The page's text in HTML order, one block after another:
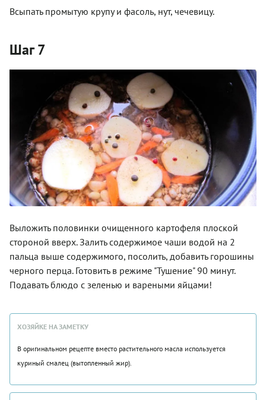
Всыпать промытую крупу и фасоль, нут, чечевицу.
Шаг 7
Выложить половинки очищенного картофеля плоской
стороной вверх. Залить содержимое чаши водой на 2
пальца выше содержимого, посолить, добавить горошины
черного перца. Готовить в режиме "Тушение" 90 минут.
Подавать блюдо с зеленью и вареными яйцами!
ХОЗЯЙКЕ НА ЗАМЕТКУ
В оригинальном рецепте вместо растительного масла используется
куриный смалец (вытопленный жир).